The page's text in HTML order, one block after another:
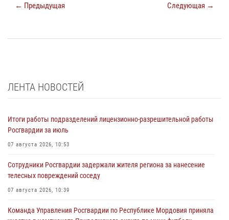
← Предыдущая Следующая →
ЛЕНТА НОВОСТЕЙ
Итоги работы подразделений лицензионно-разрешительной работы
Росгвардии за июль
07 августа 2026, 10:53
Сотрудники Росгвардии задержали жителя региона за нанесение
телесных повреждений соседу
07 августа 2026, 10:39
Команда Управления Росгвардии по Республике Мордовия приняла